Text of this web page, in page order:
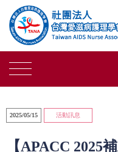
2025/05/15 活動訊息
【APACC 2025